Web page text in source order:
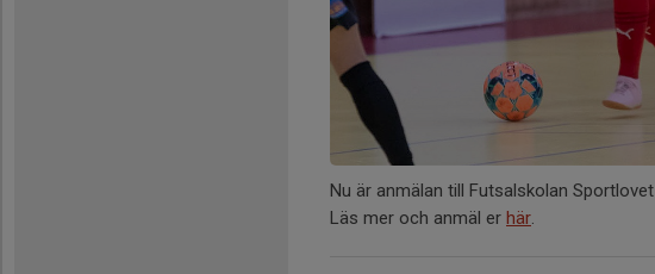
Nu är anmälan till Futsalskolan Sportlovet
Läs mer och anmäl er här.